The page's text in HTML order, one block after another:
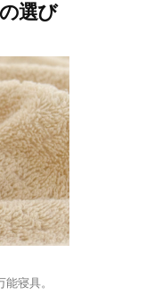
選び
寝具。